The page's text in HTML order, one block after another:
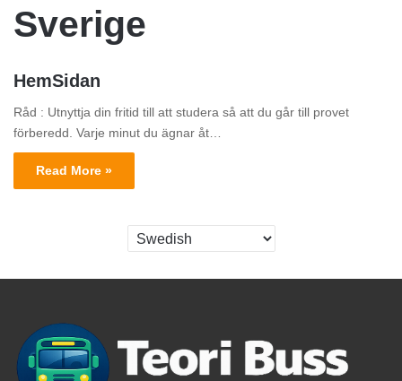
Sverige
HemSidan
Råd : Utnyttja din fritid till att studera så att du går till provet
förberedd. Varje minut du ägnar åt…
Read More »